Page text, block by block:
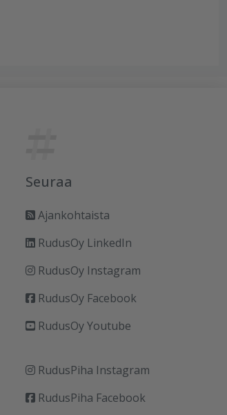
Seuraa
Ajankohtaista
RudusOy LinkedIn
RudusOy Instagram
RudusOy Facebook
RudusOy Youtube
RudusPiha Instagram
RudusPiha Facebook